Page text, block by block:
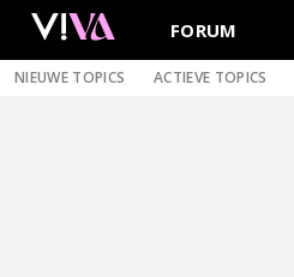
FORUM
NIEUWE TOPICS ACTIEVE TOPICS